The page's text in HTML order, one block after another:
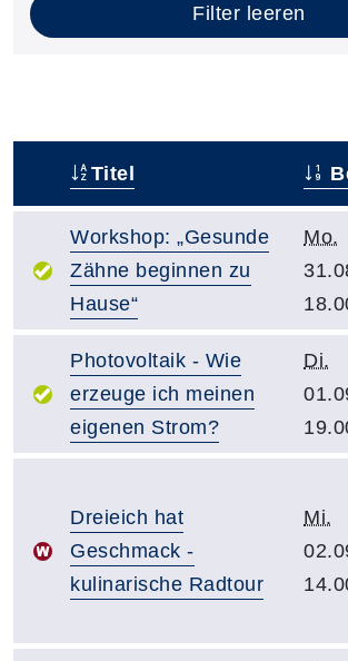
Filter leeren
Titel
Workshop: „Gesunde
Zähne beginnen zu
Hause“
Mo.
Photovoltaik - Wie
erzeuge ich meinen
eigenen Strom?
Di.
Dreieich hat
Geschmack -
kulinarische Radtour
Mi.